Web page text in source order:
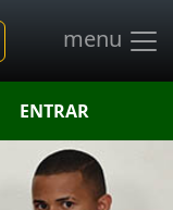
menu
ENTRAR